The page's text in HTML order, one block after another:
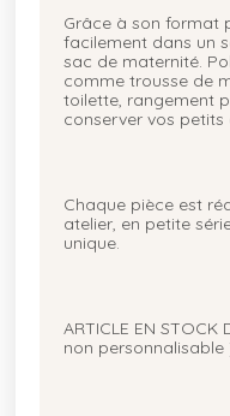
Grâce à son format
facilement dans un
sac de maternité.
comme trousse de
toilette, rangement
conserver vos
Chaque pièce est
atelier, en petite
unique.
ARTICLE EN STOCK
non personnalisable